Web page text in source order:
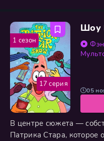
Холодный разум
неистовство природы,
сложная паутина
проникал в
Шоу
В центре сюжета —
Патрика Стара, которое
05
17 серия
1 сезон